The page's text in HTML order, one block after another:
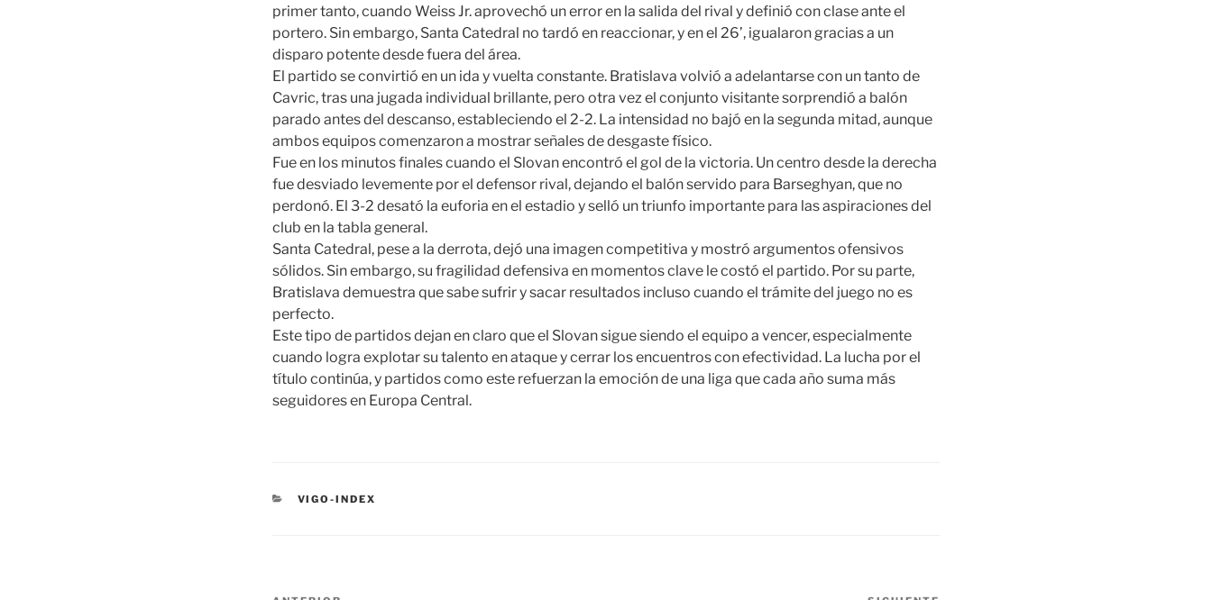
primer tanto, cuando Weiss Jr. aprovechó un error en la salida del rival y definió con clase ante el
portero. Sin embargo, Santa Catedral no tardó en reaccionar, y en el 26’, igualaron gracias a un
disparo potente desde fuera del área.
El partido se convirtió en un ida y vuelta constante. Bratislava volvió a adelantarse con un tanto de
Cavric, tras una jugada individual brillante, pero otra vez el conjunto visitante sorprendió a balón
parado antes del descanso, estableciendo el 2-2. La intensidad no bajó en la segunda mitad, aunque
ambos equipos comenzaron a mostrar señales de desgaste físico.
Fue en los minutos finales cuando el Slovan encontró el gol de la victoria. Un centro desde la derecha
fue desviado levemente por el defensor rival, dejando el balón servido para Barseghyan, que no
perdonó. El 3-2 desató la euforia en el estadio y selló un triunfo importante para las aspiraciones del
club en la tabla general.
Santa Catedral, pese a la derrota, dejó una imagen competitiva y mostró argumentos ofensivos
sólidos. Sin embargo, su fragilidad defensiva en momentos clave le costó el partido. Por su parte,
Bratislava demuestra que sabe sufrir y sacar resultados incluso cuando el trámite del juego no es
perfecto.
Este tipo de partidos dejan en claro que el Slovan sigue siendo el equipo a vencer, especialmente
cuando logra explotar su talento en ataque y cerrar los encuentros con efectividad. La lucha por el
título continúa, y partidos como este refuerzan la emoción de una liga que cada año suma más
seguidores en Europa Central.
CATEGORÍAS
VIGO-INDEX
Navegación